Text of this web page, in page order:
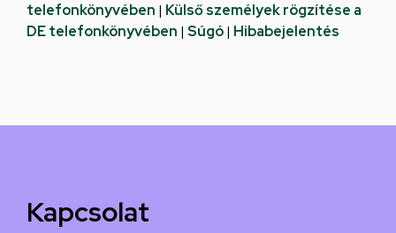
telefonkönyvében | Külső személyek rögzítése a
DE telefonkönyvében | Súgó| Hibabejelentés
Kapcsolat